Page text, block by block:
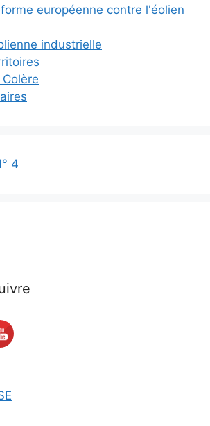
européenne contre l'éolien
industrielle
4